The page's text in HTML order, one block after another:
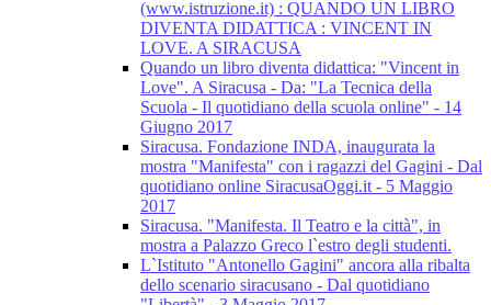
(www.istruzione.it) : QUANDO UN LIBRO
DIVENTA DIDATTICA : VINCENT IN
LOVE. A SIRACUSA
Quando un libro diventa didattica: "Vincent in
Love". A Siracusa - Da: "La Tecnica della
Scuola - Il quotidiano della scuola online" - 14
Giugno 2017
Siracusa. Fondazione INDA, inaugurata la
mostra "Manifesta" con i ragazzi del Gagini - Dal
quotidiano online SiracusaOggi.it - 5 Maggio
2017
Siracusa. "Manifesta. Il Teatro e la città", in
mostra a Palazzo Greco l`estro degli studenti.
L`Istituto "Antonello Gagini" ancora alla ribalta
dello scenario siracusano - Dal quotidiano